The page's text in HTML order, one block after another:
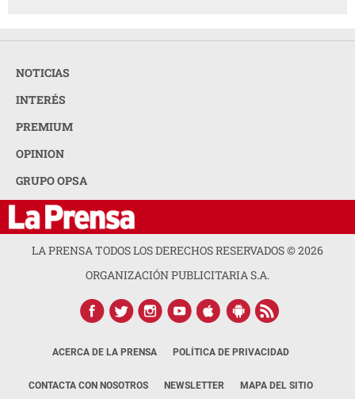
NOTICIAS
INTERÉS
PREMIUM
OPINION
GRUPO OPSA
LA PRENSA TODOS LOS DERECHOS RESERVADOS ©2026
ORGANIZACIÓN PUBLICITARIA S.A.
ACERCA DE LA PRENSA POLÍTICA DE PRIVACIDAD
CONTACTA CON NOSOTROS NEWSLETTER MAPA DEL SITIO